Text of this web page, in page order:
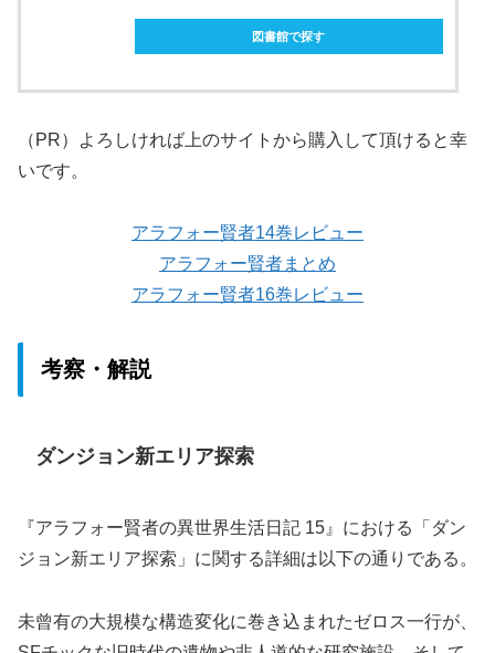
図書館で探す
（PR）よろしければ上のサイトから購入して頂けると幸
いです。
アラフォー賢者14巻レビュー
アラフォー賢者まとめ
アラフォー賢者16巻レビュー
考察・解説
ダンジョン新エリア探索
『アラフォー賢者の異世界生活日記 15』における「ダン
ジョン新エリア探索」に関する詳細は以下の通りである。
未曾有の大規模な構造変化に巻き込まれたゼロス一行が、